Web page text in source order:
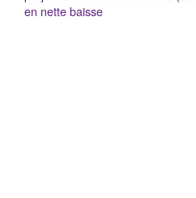
en nette baisse